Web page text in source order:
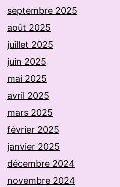
septembre 2025
août 2025
juillet 2025
juin 2025
mai 2025
avril 2025
mars 2025
février 2025
janvier 2025
décembre 2024
novembre 2024